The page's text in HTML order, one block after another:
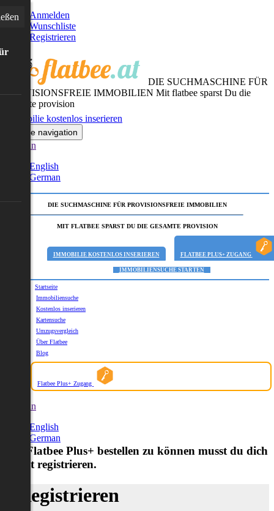
Anmelden
Wunschliste
Registrieren
DIE SUCHMASCHINE FÜR
PROVISIONSFREIE IMMOBILIEN Mit flatbee sparst Du die
gesamte provision
Immobilie kostenlos inserieren
Toggle navigation
German
English
German
DIE SUCHMASCHINE FÜR PROVISIONSFREIE IMMOBILIEN
MIT FLATBEE SPARST DU DIE GESAMTE PROVISION
IMMOBILIE KOSTENLOS INSERIEREN FLATBEE PLUS+ ZUGANG
IMMOBILIENSUCHE STARTEN
Startseite
Immobiliensuche
Kostenlos inserieren
Kartensuche
Umzugsvergleich
Über Flatbee
Blog
Flatbee Plus+ Zugang
German
English
German
Um Flatbee Plus+ bestellen zu können musst du dich
zuerst registrieren.
Registrieren